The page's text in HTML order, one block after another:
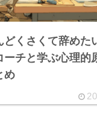
どくさくて辞めた
ーチと学ぶ心理的
め